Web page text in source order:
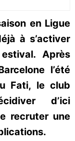
en Ligue
à s’activer
Après
l’été
Fati, le club
d’ici
recruter une